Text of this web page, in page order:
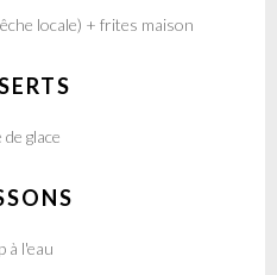
locale) + frites maison
glace
à l'eau